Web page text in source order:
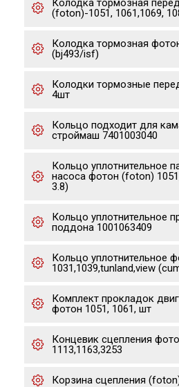
Колодка тормозная
(foton)-1051, 1061,1069,
Колодка тормозная
(bj493/isf)
Колодки тормозные
4шт
Кольцо подходит для
строймаш 7401003040
Кольцо уплотнительное
насоса фотон (foton)
3.8)
Кольцо уплотнительное
поддона 1001063409
Кольцо уплотнительное
1031,1039,tunland,view
Комплект прокладок
фотон 1051, 1061, шт
Концевик сцепления
1113,1163,3253
Корзина сцепления